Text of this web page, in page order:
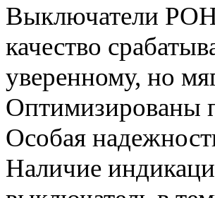
Выключатели
качество
уверенному, но
Оптимизированы
Особая
Наличие